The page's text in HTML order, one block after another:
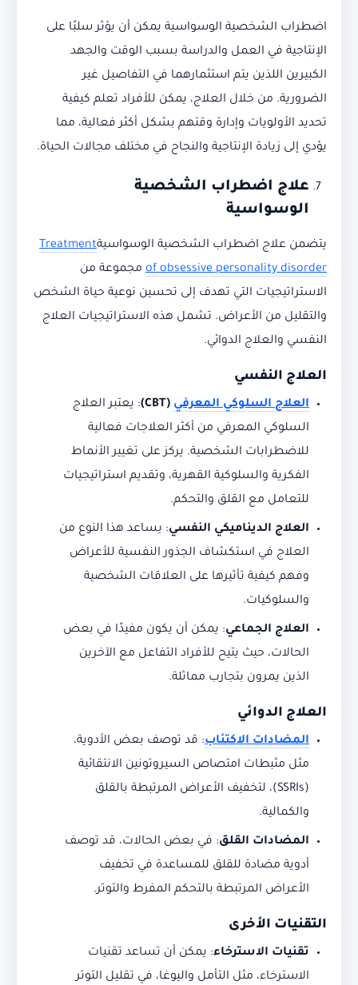
اضطراب الشخصية الوسواسية يمكن أن يؤثر سلبًا على
الإنتاجية في العمل والدراسة بسبب الوقت والجهد
الكبيرين اللذين يتم استثمارهما في التفاصيل غير
الضرورية. من خلال العلاج، يمكن للأفراد تعلم كيفية
تحديد الأولويات وإدارة وقتهم بشكل أكثر فعالية، مما
يؤدي إلى زيادة الإنتاجية والنجاح في مختلف مجالات الحياة.
علاج اضطراب الشخصية
الوسواسية
يتضمن علاج اضطراب الشخصية الوسواسيةTreatment
of obsessive personality disorder مجموعة من
الاستراتيجيات التي تهدف إلى تحسين نوعية حياة الشخص
والتقليل من الأعراض. تشمل هذه الاستراتيجيات العلاج
النفسي والعلاج الدوائي.
العلاج النفسي
العلاج السلوكي المعرفي (CBT)
: يعتبر العلاج
السلوكي المعرفي من أكثر العلاجات فعالية
للاضطرابات الشخصية. يركز على تغيير الأنماط
الفكرية والسلوكية القهرية، وتقديم استراتيجيات
للتعامل مع القلق والتحكم.
العلاج الديناميكي النفسي: يساعد هذا النوع من
العلاج في استكشاف الجذور النفسية للأعراض
وفهم كيفية تأثيرها على العلاقات الشخصية
والسلوكيات.
العلاج الجماعي: يمكن أن يكون مفيدًا في بعض
الحالات، حيث يتيح للأفراد التفاعل مع الآخرين
الذين يمرون بتجارب مماثلة.
العلاج الدوائي
المضادات الاكتئاب: قد توصف بعض الأدوية،
مثل مثبطات امتصاص السيروتونين الانتقائية
(SSRIs)، لتخفيف الأعراض المرتبطة بالقلق
والكمالية.
المضادات القلق: في بعض الحالات، قد توصف
أدوية مضادة للقلق للمساعدة في تخفيف
الأعراض المرتبطة بالتحكم المفرط والتوتر.
التقنيات الأخرى
تقنيات الاسترخاء: يمكن أن تساعد تقنيات
الاسترخاء، مثل التأمل واليوغا، في تقليل التوتر